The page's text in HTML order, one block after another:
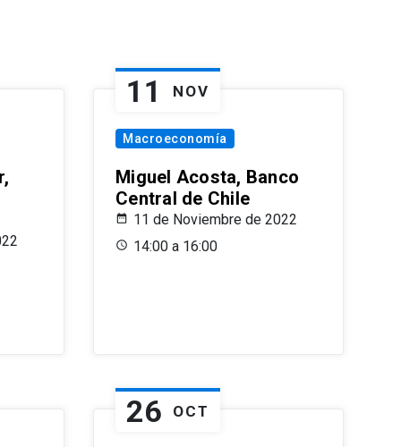
11 NOV
Macroeconomía
Miguel Acosta, Banco
Central de Chile
11 de Noviembre de 2022
14:00 a 16:00
26 OCT